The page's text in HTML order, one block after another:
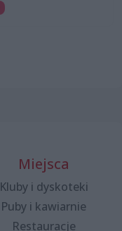
Miejsca
Kluby i dyskoteki
Puby i kawiarnie
Restauracje